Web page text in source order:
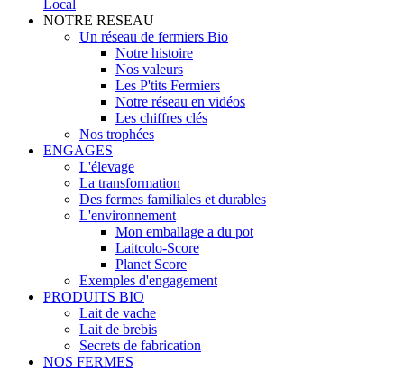
Local
NOTRE RESEAU
Un réseau de fermiers Bio
Notre histoire
Nos valeurs
Les P'tits Fermiers
Notre réseau en vidéos
Les chiffres clés
Nos trophées
ENGAGES
L'élevage
La transformation
Des fermes familiales et durables
L'environnement
Mon emballage a du pot
Laitcolo-Score
Planet Score
Exemples d'engagement
PRODUITS BIO
Lait de vache
Lait de brebis
Secrets de fabrication
NOS FERMES